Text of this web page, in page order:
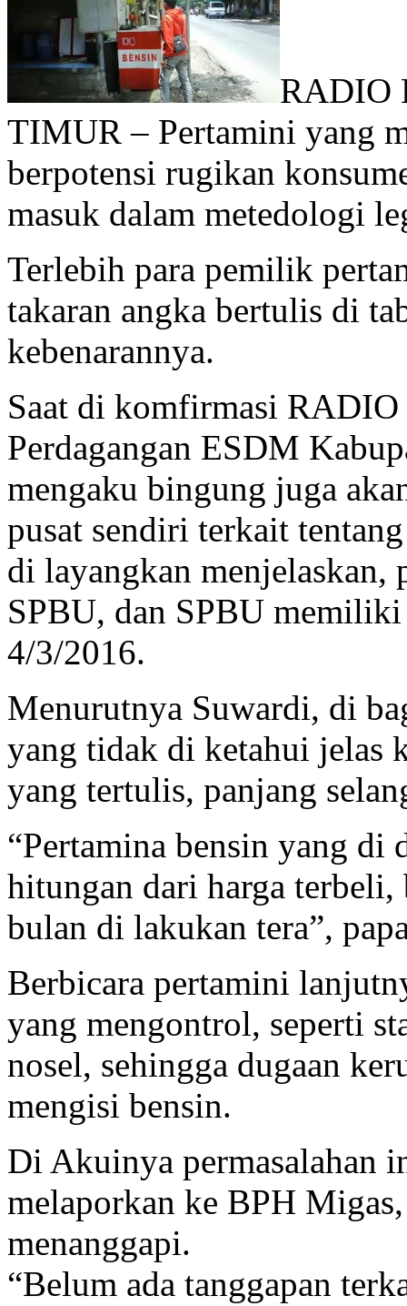
RADIO
TIMUR – Pertamini yang
berpotensi rugikan
masuk dalam metedologi
Terlebih para pemilik
takaran angka bertulis di
kebenarannya.
Saat di komfirmasi
Perdagangan ESDM
mengaku bingung juga
pusat sendiri terkait
di layangkan menjelaskan,
SPBU, dan SPBU memiliki
4/3/2016.
Menurutnya Suwardi, di
yang tidak di ketahui jelas
yang tertulis, panjang
“Pertamina bensin yang di
hitungan dari harga
bulan di lakukan tera”,
Berbicara pertamini
yang mengontrol, seperti
nosel, sehingga dugaan
mengisi bensin.
Di Akuinya permasalahan
melaporkan ke BPH
menanggapi.
“Belum ada tanggapan